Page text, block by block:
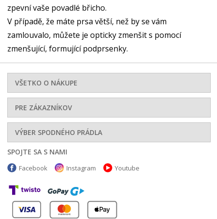
zpevní vaše povadlé břicho.
V případě, že máte prsa větší, než by se vám
zamlouvalo, můžete je opticky zmenšit s pomocí
zmenšující, formující podprsenky.
VŠETKO O NÁKUPE
PRE ZÁKAZNÍKOV
VÝBER SPODNÉHO PRÁDLA
SPOJTE SA S NAMI
Facebook Instagram Youtube